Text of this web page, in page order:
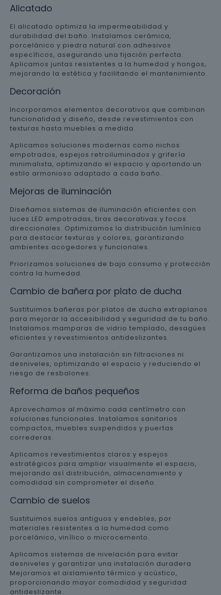
Alicatado
El alicatado optimiza la impermeabilidad y
durabilidad del baño. Instalamos cerámica,
porcelánico y piedra natural con adhesivos
específicos, asegurando una fijación perfecta.
Aplicamos juntas resistentes a la humedad y hongos,
mejorando la estética y facilitando el mantenimiento.
Decoración
Incorporamos elementos decorativos que combinan
funcionalidad y diseño, desde revestimientos con
texturas hasta muebles a medida.
Aplicamos soluciones modernas como nichos
empotrados, espejos retroiluminados y grifería
minimalista, optimizando el espacio y aportando un
estilo armonioso adaptado a cada baño.
Mejoras de iluminación
Diseñamos sistemas de iluminación eficientes con
luces LED empotradas, tiras decorativas y focos
direccionales. Optimizamos la distribución lumínica
para destacar texturas y colores, garantizando
ambientes acogedores y funcionales.
Priorizamos soluciones de bajo consumo y protección
contra la humedad.
Cambio de bañera por plato de ducha
Sustituimos bañeras por platos de ducha extraplanos
para mejorar la accesibilidad y seguridad de tu baño.
Instalamos mamparas de vidrio templado, desagües
eficientes y revestimientos antideslizantes.
Garantizamos una instalación sin filtraciones ni
desniveles, optimizando el espacio y reduciendo el
riesgo de resbalones.
Reforma de baños pequeños
Aprovechamos al máximo cada centímetro con
soluciones funcionales. Instalamos sanitarios
compactos, muebles suspendidos y puertas
correderas.
Aplicamos revestimientos claros y espejos
estratégicos para ampliar visualmente el espacio,
mejorando así distribución, almacenamiento y
comodidad sin comprometer el diseño.
Cambio de suelos
Sustituimos suelos antiguos y endebles, por
materiales resistentes a la humedad como
porcelánico, vinílico o microcemento.
Aplicamos sistemas de nivelación para evitar
desniveles y garantizar una instalación duradera.
Mejoramos el aislamiento térmico y acústico,
proporcionando mayor comodidad y seguridad
antideslizante.